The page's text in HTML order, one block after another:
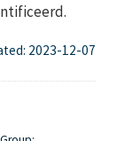
2023-12-07